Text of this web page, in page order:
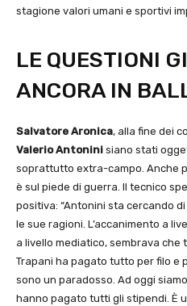
stagione valori umani e sportivi
LE QUESTIONI
ANCORA IN
Salvatore Aronica, alla fine dei
Valerio Antonini siano stati
soprattutto extra-campo. Anche
è sul piede di guerra. Il tecnico
positiva: “Antonini sta cercando
le sue ragioni. L’accanimento a
a livello mediatico, sembrava che
Trapani ha pagato tutto per filo e
sono un paradosso. Ad oggi
hanno pagato tutti gli stipendi. È